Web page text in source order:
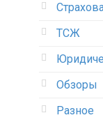
ТСЖ
Обзоры
Разное